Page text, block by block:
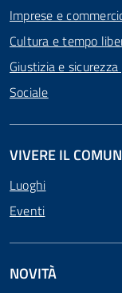
Imprese e
Cultura e tempo
Giustizia e
Sociale
VIVERE IL
Luoghi
Eventi
NOVITÀ